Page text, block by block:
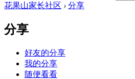
花果山家长社区 › 分享
分享
好友的分享
我的分享
随便看看